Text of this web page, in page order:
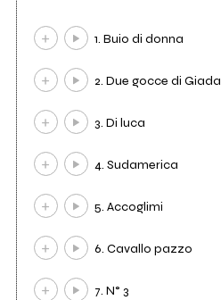
1. Buio di donna
2. Due gocce di Giada
3. Di luca
4. Sudamerica
5. Accoglimi
6. Cavallo pazzo
7. N° 3